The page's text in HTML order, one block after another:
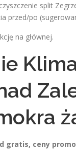
split
przed/po
na głównej.
gratis, ceny